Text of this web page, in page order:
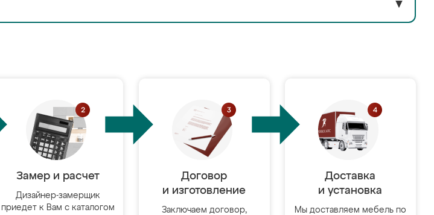
▼
Замер и расчет
Дизайнер-замерщик
приедет к Вам с каталогом
Договор
и изготовление
Заключаем договор,
Доставка
и установка
Мы доставляем мебель по